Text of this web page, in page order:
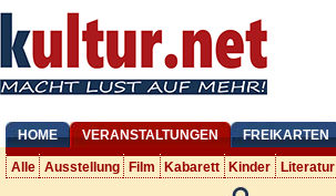
HOME VERANSTALTUNGEN FREIKARTEN
Alle Ausstellung Film Kabarett Kinder Literatur